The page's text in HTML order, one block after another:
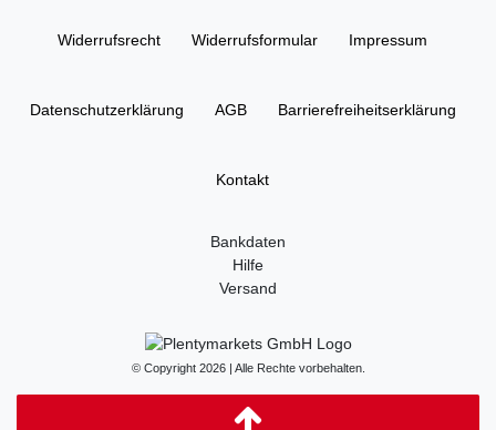
Widerrufs­recht Widerrufs­formular Impressum
Daten­schutz­erklärung AGB Barrierefreiheitserklärung
Kontakt
Bankdaten
Hilfe
Versand
© Copyright 2026 | Alle Rechte vorbehalten.